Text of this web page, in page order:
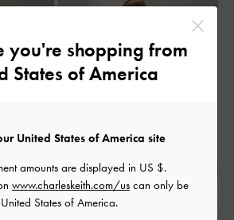
you're shopping from
States of America
United States of America site
amounts are displayed in US $.
www.charleskeith.com/us can only be
States of America.